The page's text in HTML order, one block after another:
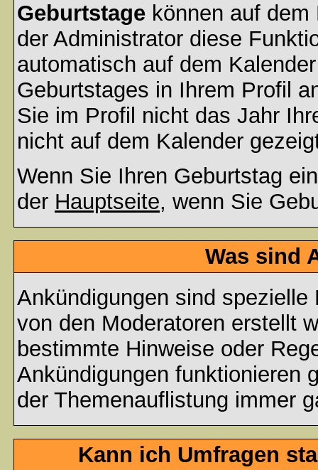
Geburtstage können auf
der Administrator diese
automatisch auf dem
Geburtstages in Ihrem Profil
Sie im Profil nicht das Jahr
nicht auf dem Kalender
Wenn Sie Ihren Geburtstag
der Hauptseite, wenn Sie
Was sind
Ankündigungen sind
von den Moderatoren erstellt
bestimmte Hinweise oder
Ankündigungen funktionieren
der Themenauflistung immer
Kann ich Umfragen